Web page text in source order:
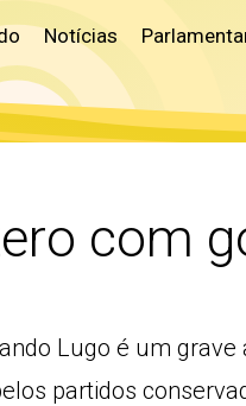
Notícias
com
Lugo é um
partidos